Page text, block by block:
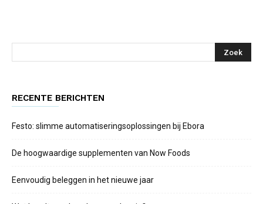
RECENTE BERICHTEN
Festo: slimme automatiseringsoplossingen bij Ebora
De hoogwaardige supplementen van Now Foods
Eenvoudig beleggen in het nieuwe jaar